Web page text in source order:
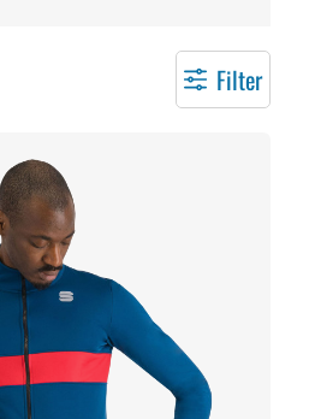
Filter